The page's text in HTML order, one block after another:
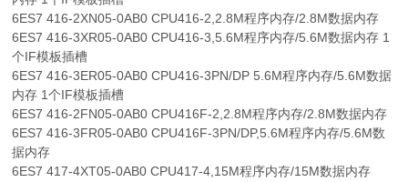
6ES7 416-2XN05-0AB0 CPU416-2,2.8M程序内存/2.8M数据内存
6ES7 416-3XR05-0AB0 CPU416-3,5.6M程序内存/5.6M数据内存 1
个IF模板插槽
6ES7 416-3ER05-0AB0 CPU416-3PN/DP 5.6M程序内存/5.6M数据
内存 1个IF模板插槽
6ES7 416-2FN05-0AB0 CPU416F-2,2.8M程序内存/2.8M数据内存
6ES7 416-3FR05-0AB0 CPU416F-3PN/DP,5.6M程序内存/5.6M数
据内存
6ES7 417-4XT05-0AB0 CPU417-4,15M程序内存/15M数据内存